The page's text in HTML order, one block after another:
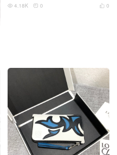
 0
 4.18K  0